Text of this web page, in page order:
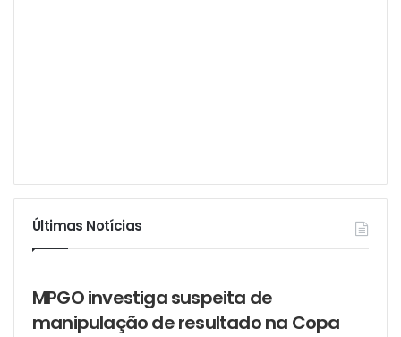
Últimas Notícias
MPGO investiga suspeita de
manipulação de resultado na Copa